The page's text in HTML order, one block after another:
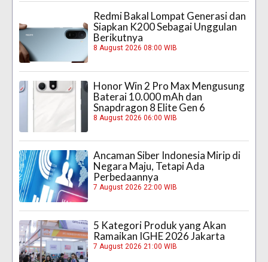
Redmi Bakal Lompat Generasi dan
Siapkan K200 Sebagai Unggulan
Berikutnya
8 August 2026 08:00 WIB
Honor Win 2 Pro Max Mengusung
Baterai 10.000 mAh dan
Snapdragon 8 Elite Gen 6
8 August 2026 06:00 WIB
Ancaman Siber Indonesia Mirip di
Negara Maju, Tetapi Ada
Perbedaannya
7 August 2026 22:00 WIB
5 Kategori Produk yang Akan
Ramaikan IGHE 2026 Jakarta
7 August 2026 21:00 WIB